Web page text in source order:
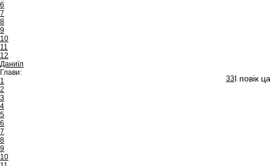
6
7
8
9
10
11
12
Даниїл
Глави:
1
2
3
4
5
6
7
8
9
10
33І повік